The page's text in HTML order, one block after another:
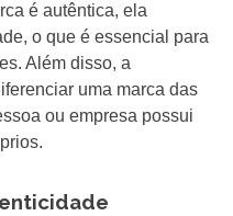
é autêntica, ela
o que é essencial para
Além disso, a
uma marca das
ou empresa possui